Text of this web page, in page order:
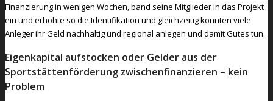
Finanzierung in wenigen Wochen, band seine Mitglieder in das Projekt
ein und erhöhte so die Identifikation und gleichzeitig konnten viele
Anleger ihr Geld nachhaltig und regional anlegen und damit Gutes tun.
Eigenkapital aufstocken oder Gelder aus der
Sportstättenförderung zwischenfinanzieren – kein
Problem